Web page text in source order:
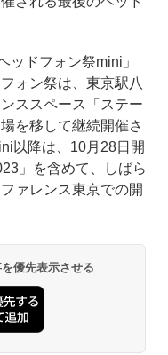
ッドフォン祭mini」
ォン祭は、東京駅八
ススペース「ステー
を移して継続開催さ
以降は、10月28日開
」を含めて、しばら
ァレンス東京での開
優先表示させる